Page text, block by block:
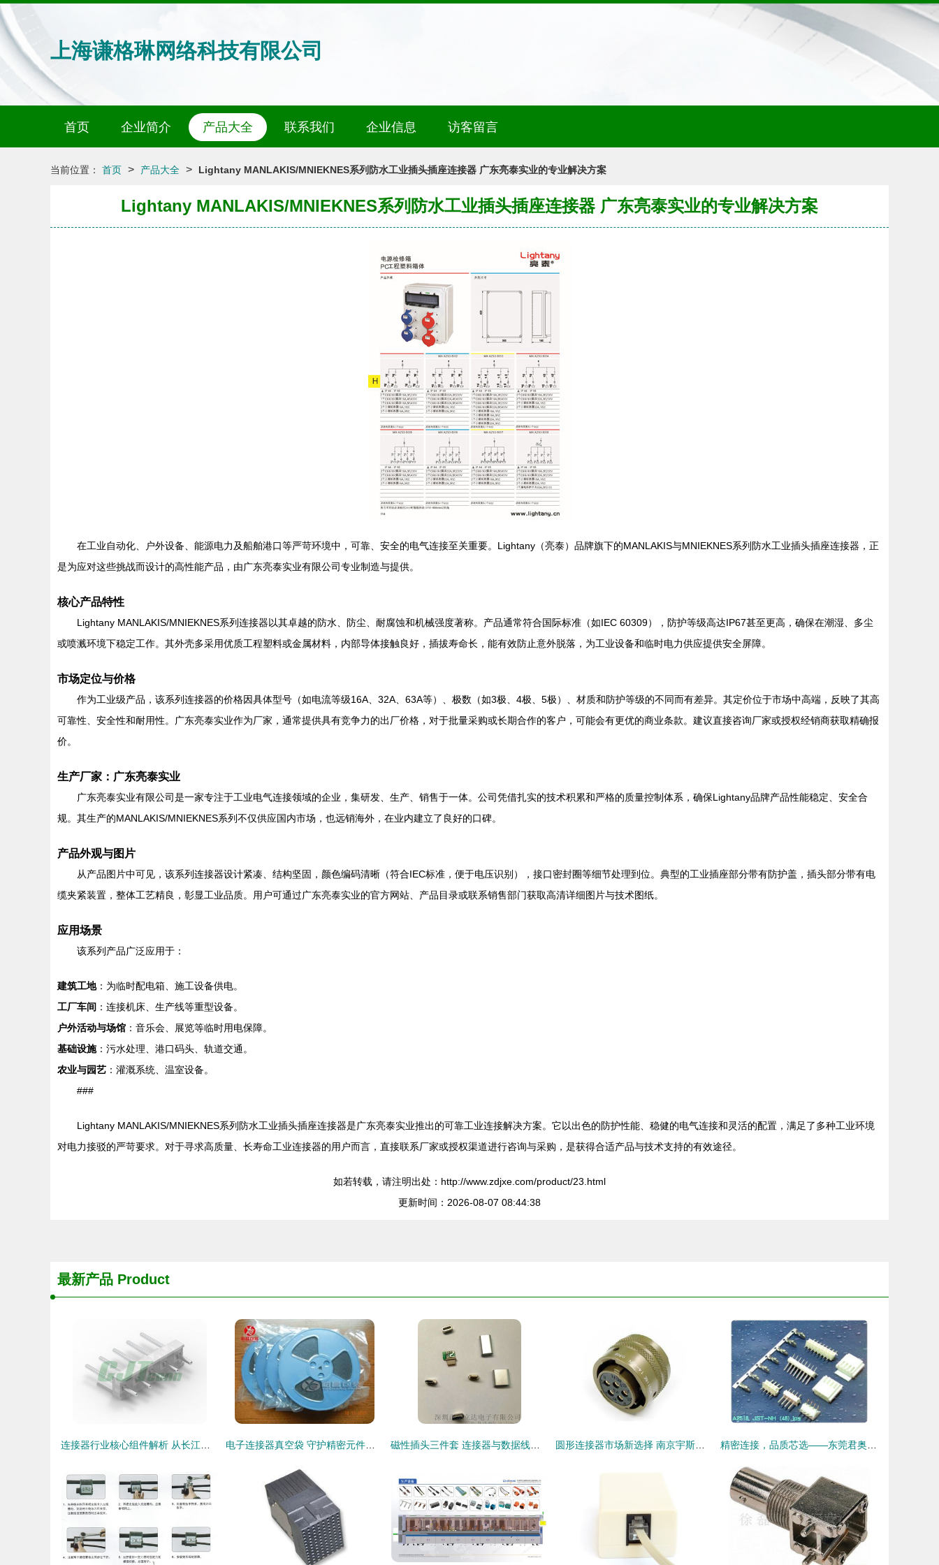
上海谦格琳网络科技有限公司
首页 企业简介 产品大全 联系我们 企业信息 访客留言
当前位置： 首页 > 产品大全 > Lightany MANLAKIS/MNIEKNES系列防水工业插头插座连接器 广东亮泰实业的专业解决方案
Lightany MANLAKIS/MNIEKNES系列防水工业插头插座连接器 广东亮泰实业的专业解决方案
在工业自动化、户外设备、能源电力及船舶港口等严苛环境中，可靠、安全的电气连接至关重要。Lightany（亮泰）品牌旗下的MANLAKIS与MNIEKNES系列防水工业插头插座连接器，正
是为应对这些挑战而设计的高性能产品，由广东亮泰实业有限公司专业制造与提供。
核心产品特性
Lightany MANLAKIS/MNIEKNES系列连接器以其卓越的防水、防尘、耐腐蚀和机械强度著称。产品通常符合国际标准（如IEC 60309），防护等级高达IP67甚至更高，确保在潮湿、多尘
或喷溅环境下稳定工作。其外壳多采用优质工程塑料或金属材料，内部导体接触良好，插拔寿命长，能有效防止意外脱落，为工业设备和临时电力供应提供安全屏障。
市场定位与价格
作为工业级产品，该系列连接器的价格因具体型号（如电流等级16A、32A、63A等）、极数（如3极、4极、5极）、材质和防护等级的不同而有差异。其定价位于市场中高端，反映了其高
可靠性、安全性和耐用性。广东亮泰实业作为厂家，通常提供具有竞争力的出厂价格，对于批量采购或长期合作的客户，可能会有更优的商业条款。建议直接咨询厂家或授权经销商获取精确报
价。
生产厂家：广东亮泰实业
广东亮泰实业有限公司是一家专注于工业电气连接领域的企业，集研发、生产、销售于一体。公司凭借扎实的技术积累和严格的质量控制体系，确保Lightany品牌产品性能稳定、安全合
规。其生产的MANLAKIS/MNIEKNES系列不仅供应国内市场，也远销海外，在业内建立了良好的口碑。
产品外观与图片
从产品图片中可见，该系列连接器设计紧凑、结构坚固，颜色编码清晰（符合IEC标准，便于电压识别），接口密封圈等细节处理到位。典型的工业插座部分带有防护盖，插头部分带有电
缆夹紧装置，整体工艺精良，彰显工业品质。用户可通过广东亮泰实业的官方网站、产品目录或联系销售部门获取高清详细图片与技术图纸。
应用场景
该系列产品广泛应用于：
建筑工地：为临时配电箱、施工设备供电。
工厂车间 ：连接机床、生产线等重型设备。
户外活动与场馆 ：音乐会、展览等临时用电保障。
基础设施：污水处理、港口码头、轨道交通。
农业与园艺 ：灌溉系统、温室设备。
###
Lightany MANLAKIS/MNIEKNES系列防水工业插头插座连接器是广东亮泰实业推出的可靠工业连接解决方案。它以出色的防护性能、稳健的电气连接和灵活的配置，满足了多种工业环境
对电力接驳的严苛要求。对于寻求高质量、长寿命工业连接器的用户而言，直接联系厂家或授权渠道进行咨询与采购，是获得合适产品与技术支持的有效途径。
如若转载，请注明出处：http://www.zdjxe.com/product/23.html
更新时间：2026-08-07 08:44:38
最新产品 Product